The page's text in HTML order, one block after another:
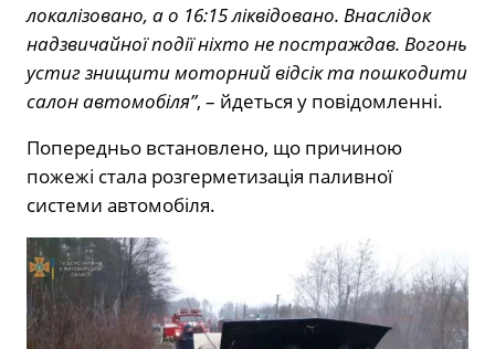
локалізовано, а о 16:15 ліквідовано. Внаслідок
надзвичайної події ніхто не постраждав. Вогонь
устиг знищити моторний відсік та пошкодити
салон автомобіля”, – йдеться у повідомленні.
Попередньо встановлено, що причиною
пожежі стала розгерметизація паливної
системи автомобіля.